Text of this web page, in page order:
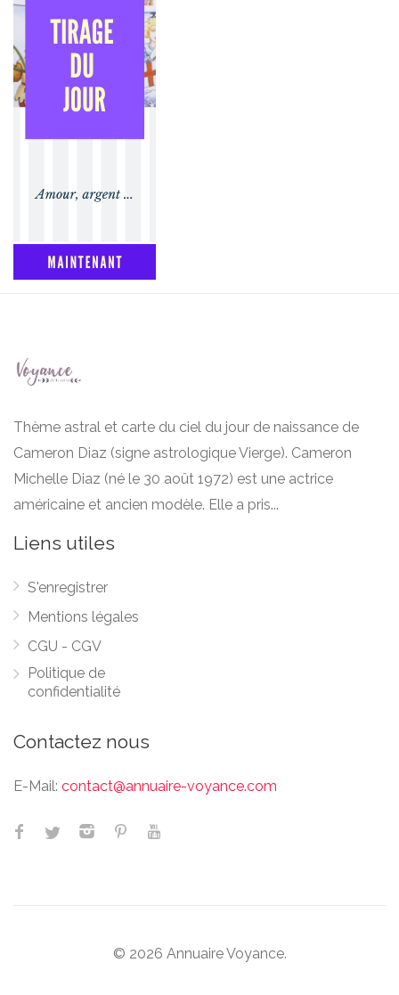
Thème astral et carte du ciel du jour de naissance de
Cameron Diaz (signe astrologique Vierge). Cameron
Michelle Diaz (né le 30 août 1972) est une actrice
américaine et ancien modèle. Elle a pris...
Liens utiles
S'enregistrer
Mentions légales
CGU - CGV
Politique de
confidentialité
Contactez nous
E-Mail: contact@annuaire-voyance.com
© 2026 Annuaire Voyance.